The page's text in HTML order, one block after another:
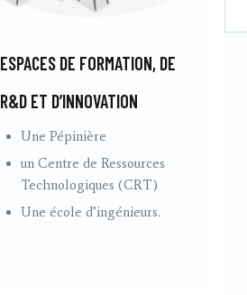
ESPACES DE FORMATION, DE
R&D ET D’INNOVATION
Une Pépinière
un Centre de Ressources
Technologiques (CRT)
Une école d’ingénieurs.